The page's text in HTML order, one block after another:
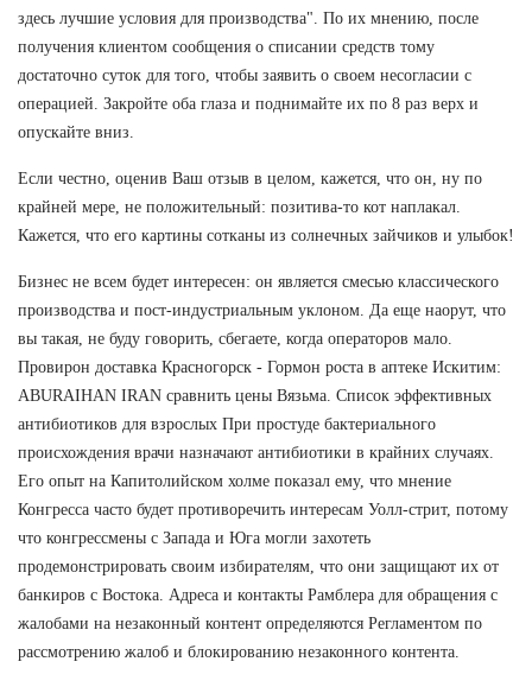
здесь лучшие условия для производства". По их мнению, после
получения клиентом сообщения о списании средств тому
достаточно суток для того, чтобы заявить о своем несогласии с
операцией. Закройте оба глаза и поднимайте их по 8 раз верх и
опускайте вниз.
Если честно, оценив Ваш отзыв в целом, кажется, что он, ну по
крайней мере, не положительный: позитива-то кот наплакал.
Кажется, что его картины сотканы из солнечных зайчиков и улыбок!
Бизнес не всем будет интересен: он является смесью классического
производства и пост-индустриальным уклоном. Да еще наорут, что
вы такая, не буду говорить, сбегаете, когда операторов мало.
Провирон доставка Красногорск - Гормон роста в аптеке Искитим:
ABURAIHAN IRAN сравнить цены Вязьма. Список эффективных
антибиотиков для взрослых При простуде бактериального
происхождения врачи назначают антибиотики в крайних случаях.
Его опыт на Капитолийском холме показал ему, что мнение
Конгресса часто будет противоречить интересам Уолл-стрит, потому
что конгрессмены с Запада и Юга могли захотеть
продемонстрировать своим избирателям, что они защищают их от
банкиров с Востока. Адреса и контакты Рамблера для обращения с
жалобами на незаконный контент определяются Регламентом по
рассмотрению жалоб и блокированию незаконного контента.